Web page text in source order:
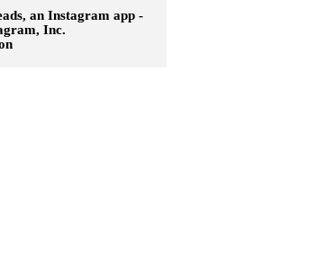
an Instagram app -
Inc.